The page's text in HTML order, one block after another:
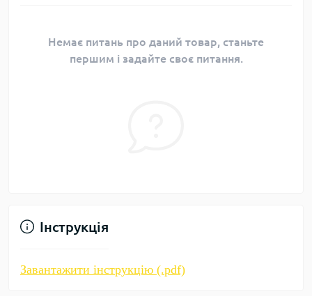
Немає питань про даний товар, станьте
першим і задайте своє питання.
Інструкція
Завантажити інструкцію (.pdf)